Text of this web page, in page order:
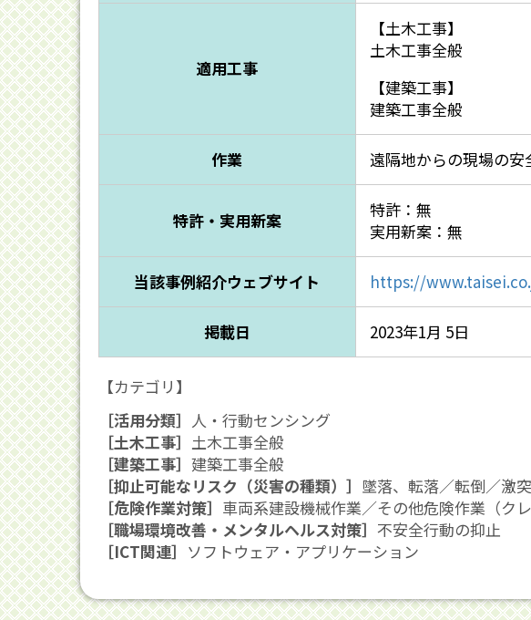
適用工事
【土木工事】
土木工事全般
【建築工事】
建築工事全般
作業 遠隔地からの現場の
特許・実用新案
特許：無
実用新案：無
当該事例紹介ウェブサイト https://
掲載日 2023年1月 5日
【カテゴリ】
［活用分類］ 人・行動センシング
［土木工事］ 土木工事全般
［建築工事］ 建築工事全般
［抑止可能なリスク（災害の種類）］ 墜落、転落／転倒／激
［危険作業対策］ 車両系建設機械作業／その他危険作業（クレ
［職場環境改善・メンタルヘルス対策］ 不安全行動の抑止
［ICT関連］ ソフトウェア・アプリケーション